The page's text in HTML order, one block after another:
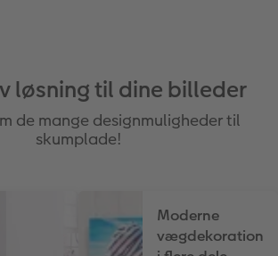
løsning til dine billeder
de mange designmuligheder til
skumplade!
Moderne
vægdekoration